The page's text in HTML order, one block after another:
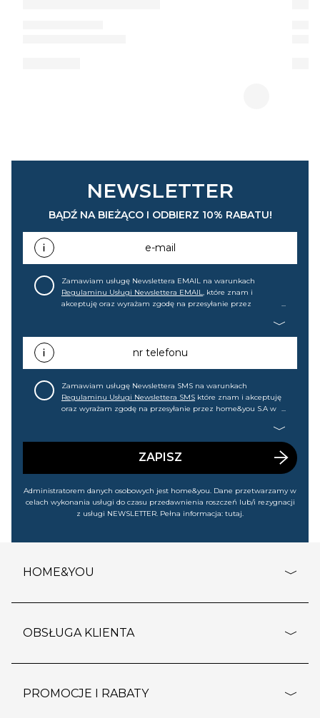
NEWSLETTER
BĄDŹ NA BIEŻĄCO I ODBIERZ 10% RABATU!
e-mail
Zamawiam usługę Newslettera EMAIL na warunkach
Regulaminu Usługi Newslettera EMAIL, które znam i
akceptuję oraz wyrażam zgodę na przesyłanie przez
promocjach, wyprzedażach). Wiem, że mogę tę zgodę w
każdej chwili cofnąć.nr telefonu
Zamawiam usługę Newslettera SMS na warunkach
Regulaminu Usługi Newslettera SMS które znam i akceptuję
oraz wyrażam zgodę na przesyłanie przez home&you S.A w
wyprzedażach). Wiem, że mogę tę zgodę w każdej chwili
ZAPISZ
Administratorem danych osobowych jest home&you. Dane przetwarzamy w
celach wykonania usługi do czasu przedawnienia roszczeń lub/i rezygnacji
z usługi NEWSLETTER. Pełna informacja: tutaj.
HOME&YOU
o firmie
polityka prywatności
OBSŁUGA KLIENTA
dostawy i płatność
PROMOCJE I RABATY